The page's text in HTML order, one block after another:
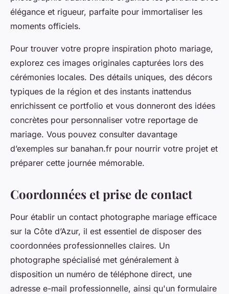
élégance et rigueur, parfaite pour immortaliser les
moments officiels.
Pour trouver votre propre inspiration photo mariage,
explorez ces images originales capturées lors des
cérémonies locales. Des détails uniques, des décors
typiques de la région et des instants inattendus
enrichissent ce portfolio et vous donneront des idées
concrètes pour personnaliser votre reportage de
mariage. Vous pouvez consulter davantage
d’exemples sur banahan.fr pour nourrir votre projet et
préparer cette journée mémorable.
Coordonnées et prise de contact
Pour établir un contact photographe mariage efficace
sur la Côte d’Azur, il est essentiel de disposer des
coordonnées professionnelles claires. Un
photographe spécialisé met généralement à
disposition un numéro de téléphone direct, une
adresse e-mail professionnelle, ainsi qu'un formulaire